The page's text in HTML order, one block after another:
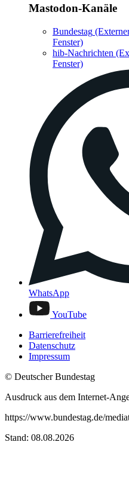
Mastodon-Kanäle
Bundestag
Fenster)
hib-Nachrichten
Fenster)
WhatsApp
YouTube
Barrierefreiheit
Datenschutz
Impressum
© Deutscher Bundestag
Ausdruck aus dem Internet-
https://www.bundestag.de/
Stand: 08.08.2026